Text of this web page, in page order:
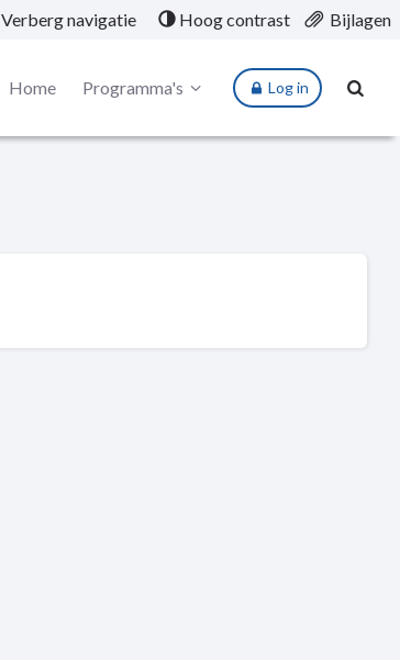
Verberg navigatie Hoog contrast Bijlagen
Home Programma's Log in